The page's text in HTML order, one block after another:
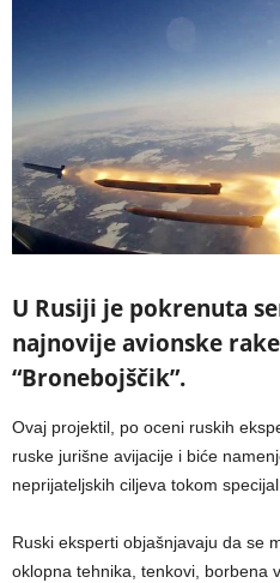
U Rusiji je pokrenuta
najnovije avionske
“Bronebojščik”.
Ovaj projektil, po oceni ruskih
ruske jurišne avijacije i biće
neprijateljskih ciljeva tokom
Ruski eksperti objašnjavaju da se
oklopna tehnika, tenkovi, borbena